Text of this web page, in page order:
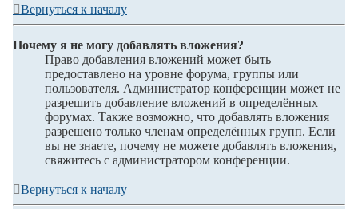
Вернуться к началу
Почему я не могу добавлять вложения?
Право добавления вложений может быть
предоставлено на уровне форума, группы или
пользователя. Администратор конференции может не
разрешить добавление вложений в определённых
форумах. Также возможно, что добавлять вложения
разрешено только членам определённых групп. Если
вы не знаете, почему не можете добавлять вложения,
свяжитесь с администратором конференции.
Вернуться к началу